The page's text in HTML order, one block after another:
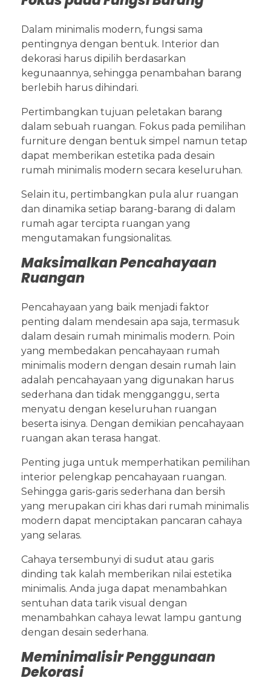
Dalam minimalis modern, fungsi sama
pentingnya dengan bentuk. Interior dan
dekorasi harus dipilih berdasarkan
kegunaannya, sehingga penambahan barang
berlebih harus dihindari.
Pertimbangkan tujuan peletakan barang
dalam sebuah ruangan. Fokus pada pemilihan
furniture dengan bentuk simpel namun tetap
dapat memberikan estetika pada desain
rumah minimalis modern secara keseluruhan.
Selain itu, pertimbangkan pula alur ruangan
dan dinamika setiap barang-barang di dalam
rumah agar tercipta ruangan yang
mengutamakan fungsionalitas.
Maksimalkan Pencahayaan
Ruangan
Pencahayaan yang baik menjadi faktor
penting dalam mendesain apa saja, termasuk
dalam desain rumah minimalis modern. Poin
yang membedakan pencahayaan rumah
minimalis modern dengan desain rumah lain
adalah pencahayaan yang digunakan harus
sederhana dan tidak mengganggu, serta
menyatu dengan keseluruhan ruangan
beserta isinya. Dengan demikian pencahayaan
ruangan akan terasa hangat.
Penting juga untuk memperhatikan pemilihan
interior pelengkap pencahayaan ruangan.
Sehingga garis-garis sederhana dan bersih
yang merupakan ciri khas dari rumah minimalis
modern dapat menciptakan pancaran cahaya
yang selaras.
Cahaya tersembunyi di sudut atau garis
dinding tak kalah memberikan nilai estetika
minimalis. Anda juga dapat menambahkan
sentuhan data tarik visual dengan
menambahkan cahaya lewat lampu gantung
dengan desain sederhana.
Meminimalisir Penggunaan
Dekorasi